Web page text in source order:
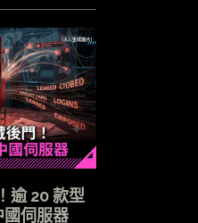
逾 20 款型
伺服器